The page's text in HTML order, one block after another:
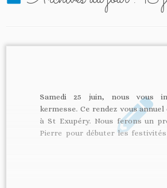
Samedi 25 juin, nous vous
kermesse. Ce rendez vous annuel
à St Exupéry. Nous ferons un
Pierre pour débuter les